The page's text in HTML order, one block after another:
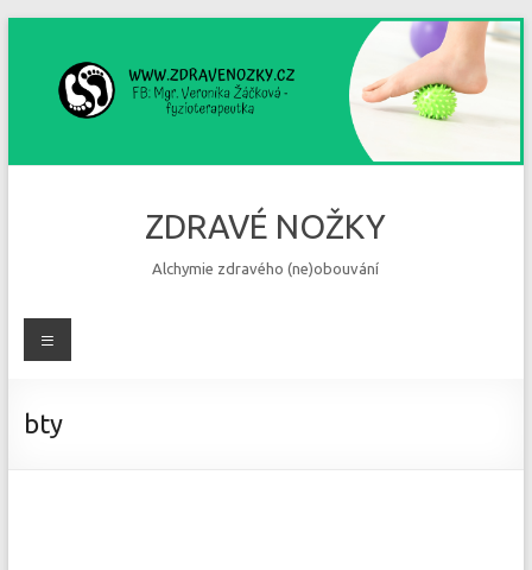
content
ZDRAVÉ NOŽKY
Alchymie zdravého (ne)obouvání
Menu
bty